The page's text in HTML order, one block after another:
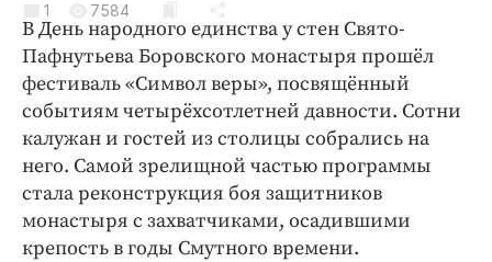
Недвижимость и ЖКХ
Образование
Общество
Погода
Праздники
Происшествия
Спорт
Экономика и бизнес
1 7584
В День народного единства у стен Свято-
Пафнутьева Боровского монастыря прошёл
фестиваль «Символ веры», посвящённый
событиям четырёхсотлетней давности. Сотни
калужан и гостей из столицы собрались на
него. Самой зрелищной частью программы
стала реконструкция боя защитников
монастыря с захватчиками, осадившими
крепость в годы Смутного времени.